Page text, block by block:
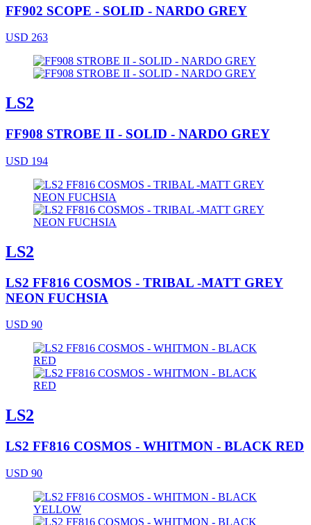
FF902 SCOPE - SOLID - NARDO GREY
USD 263
LS2
FF908 STROBE II - SOLID - NARDO GREY
USD 194
LS2
LS2 FF816 COSMOS - TRIBAL -MATT GREY
NEON FUCHSIA
USD 90
LS2
LS2 FF816 COSMOS - WHITMON - BLACK RED
USD 90